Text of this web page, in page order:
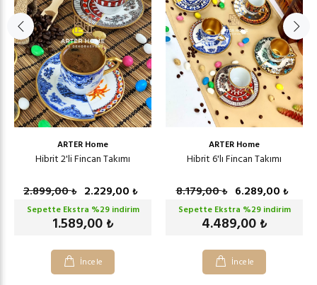
ARTER Home
Hibrit 2'li Fincan Takımı
2.899,00₺ 2.229,00 ₺
Sepette Ekstra %29indirim
1.589,00 ₺
İncele
ARTER Home
Hibrit 6'lı Fincan Takımı
8.179,00₺ 6.289,00 ₺
Sepette Ekstra %29indirim
4.489,00 ₺
İncele